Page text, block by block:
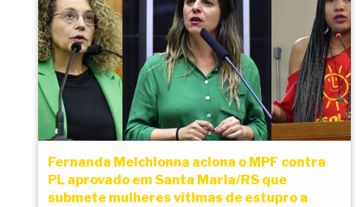
Fernanda Melchionna aciona o MPF contra
PL aprovado em Santa Maria/RS que
submete mulheres vítimas de estupro a